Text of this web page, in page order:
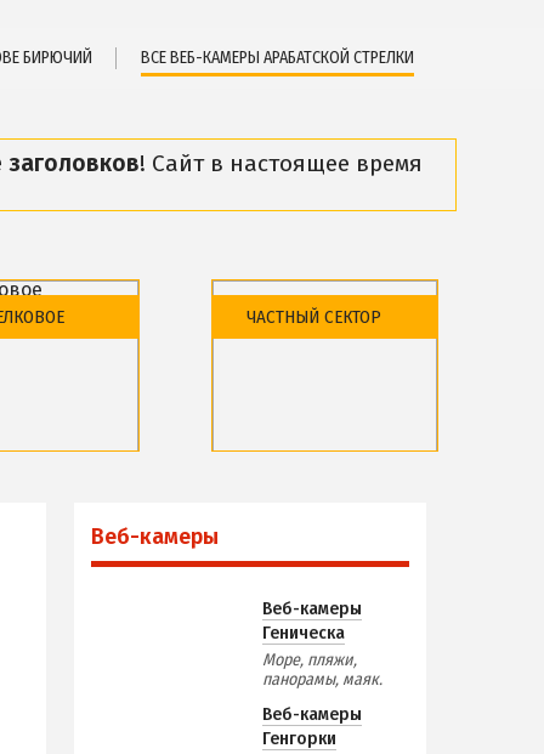
ЭКСКУРСИИ И МАРШРУТЫ
Остров Бирючий
Такси по косе
Из Новоалексеевки
Из Днепра
Из Полтавы
Из Сум
Из Киева
БИРЮЧИЙ ВСЕ ВЕБ-КАМЕРЫ АРАБАТСКОЙ СТРЕЛКИ
! Сайт в настоящее время
ЧАСТНЫЙ СЕКТОР
Веб-камеры
Веб-камеры
Геническа
Море, пляжи,
панорамы, маяк.
Веб-камеры
Генгорки